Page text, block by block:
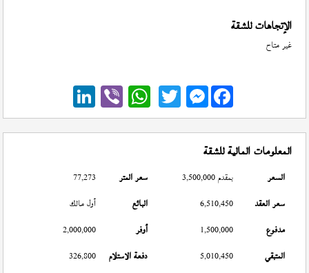
الإتجاهات للشقة
غير متاح
Messenger
المعلومات المالية للشقة
السعر بمقدم 3,500,000 سعر المتر
77,273
سعر العقد
6,510,450 البائع
أول مالك
مدفوع
1,500,000 أوفر
2,000,000
المتبقي
5,010,450 دفعة الاستلام
326,800